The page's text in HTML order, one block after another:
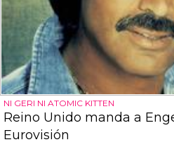
NI GERI NI ATOMIC KITTEN
Reino Unido manda a
Eurovisión